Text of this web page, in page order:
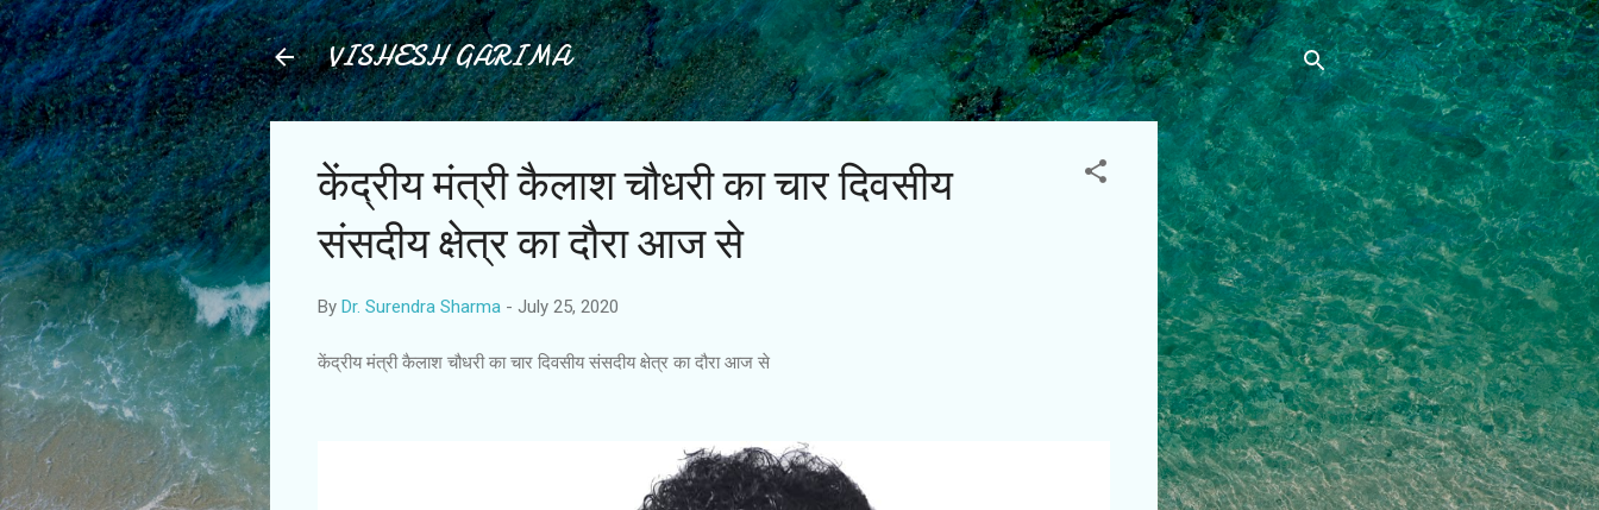
Skip to main content
VISHESH GARIMA
केंद्रीय मंत्री कैलाश चौधरी का चार दिवसीय
संसदीय क्षेत्र का दौरा आज से
By Dr. Surendra Sharma - July 25, 2020
केंद्रीय मंत्री कैलाश चौधरी का चार दिवसीय संसदीय क्षेत्र का दौरा आज से